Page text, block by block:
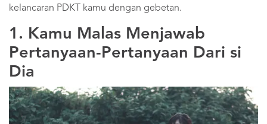
kelancaran PDKT kamu dengan gebetan.
1. Kamu Malas Menjawab
Pertanyaan-Pertanyaan Dari si
Dia